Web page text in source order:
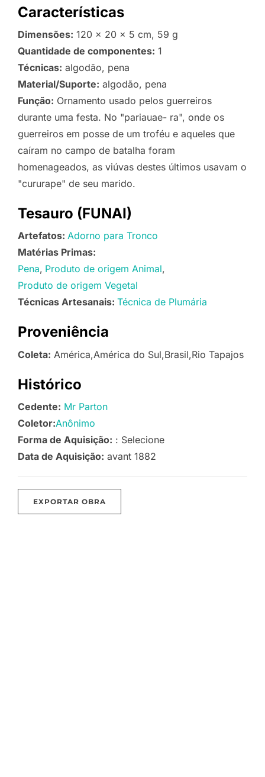
Características
Dimensões: 120 x 20 x 5 cm, 59 g
Quantidade de componentes: 1
Técnicas: algodão, pena
Material/Suporte: algodão, pena
Função: Ornamento usado pelos guerreiros
durante uma festa. No "pariauae- ra", onde os
guerreiros em posse de um troféu e aqueles que
caíram no campo de batalha foram
homenageados, as viúvas destes últimos usavam o
"cururape" de seu marido.
Tesauro (FUNAI)
Artefatos: Adorno para Tronco
Matérias Primas:
Pena Produto de origem Animal
Produto de origem Vegetal
Técnicas Artesanais: Técnica de Plumária
Proveniência
Coleta: América,América do Sul,Brasil,Rio Tapajos
Histórico
Cedente: Mr Parton
Coletor:Anônimo
Forma de Aquisição: : Selecione
Data de Aquisição: avant 1882
EXPORTAR OBRA